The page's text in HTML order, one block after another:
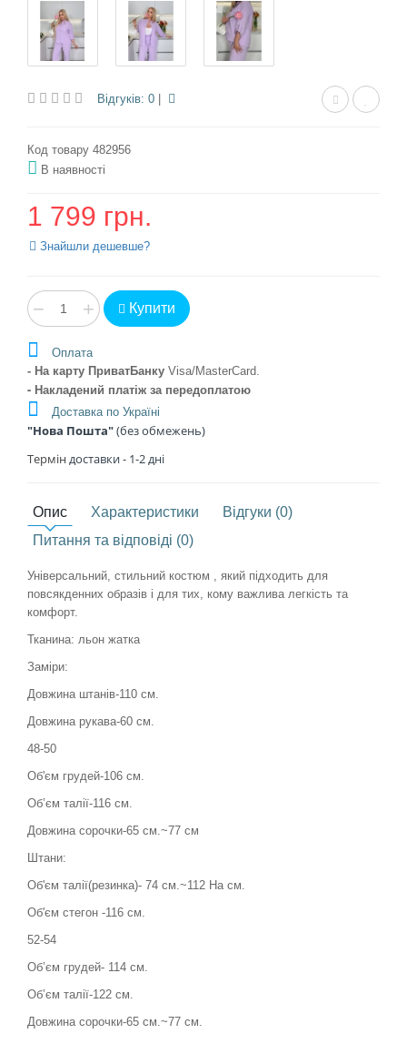
Відгуків: 0
Код товару 482956
В наявності
1 799 грн.
Знайшли дешевше?
− + Купити
Оплата
- На карту ПриватБанку Visa/MasterCard.
- Накладений платіж за передоплатою
Доставка по Україні
"Нова Пошта"(без обмежень)
Терміндоставки - 1-2 дні
Опис Характеристики
Відгуки (0)
Питання та відповіді (0)
Універсальний, стильний костюм , який підходить для
повсякденних образів і для тих, кому важлива легкість та
комфорт.
Тканина: льон жатка
Заміри:
Довжина штанів-110 см.
Довжина рукава-60 см.
48-50
Об'єм грудей-106 см.
Обʼєм талії-116 см.
Довжина сорочки-65 см.~77 см
Штани:
Об'єм талії(резинка)- 74 см.~112 На см.
Об'єм стегон -116 см.
52-54
Об’єм грудей- 114 см.
Обʼєм талії-122 см.
Довжина сорочки-65 см.~77 см.